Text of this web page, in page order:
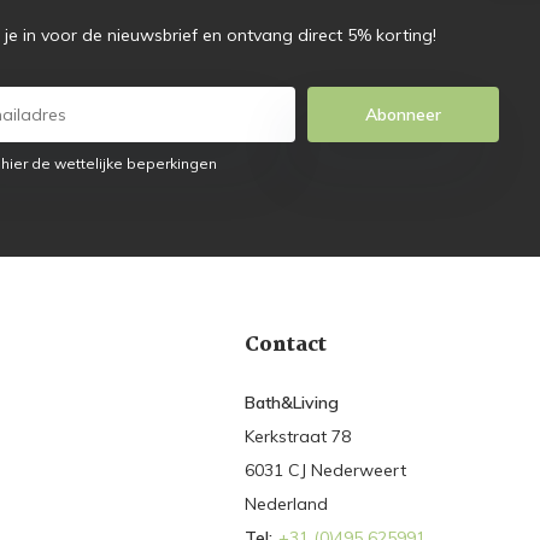
je in voor de nieuwsbrief en ontvang direct 5% korting!
Abonneer
de wettelijke beperkingen
Contact
Bath&Living
Kerkstraat 78
6031 CJ Nederweert
Nederland